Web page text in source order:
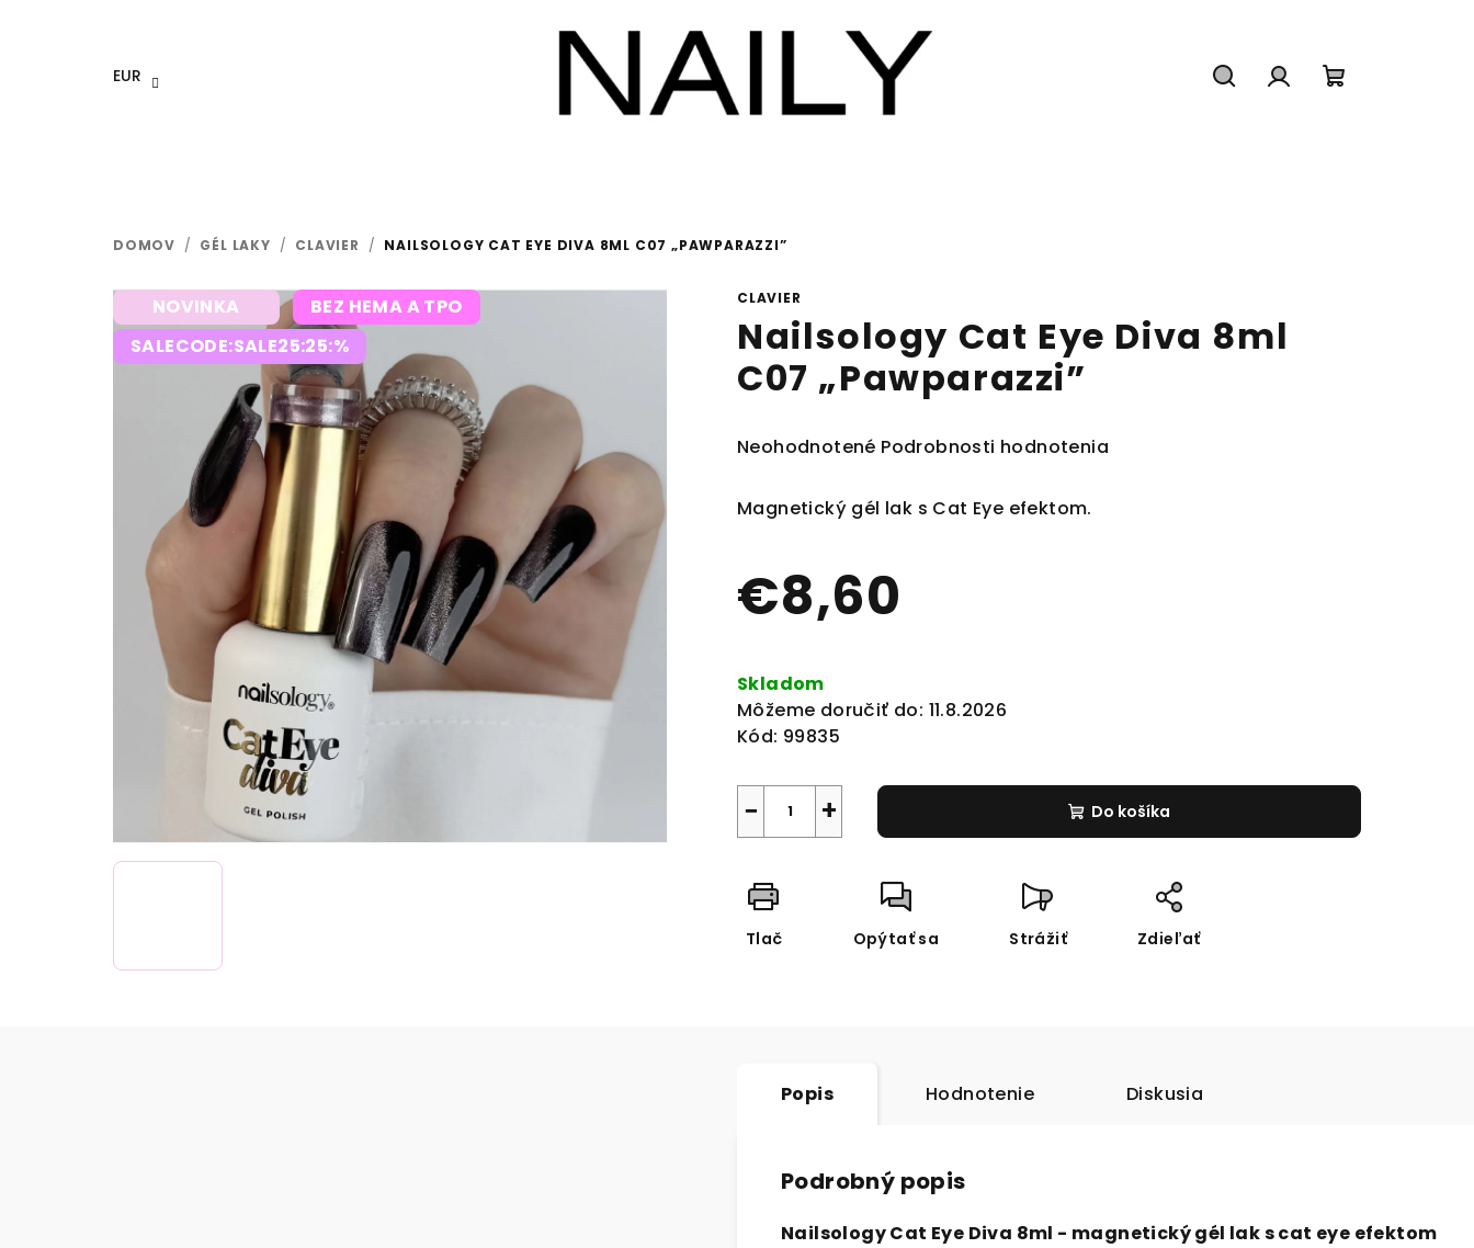
EUR
DOMOV / GÉL LAKY / CLAVIER / NAILSOLOGY CAT EYE DIVA 8ML C07 „PAWPARAZZI”
CLAVIER
Nailsology Cat Eye Diva 8ml
C07 „Pawparazzi”
Priemerné
produktu
z
5
Neohodnotené Podrobnosti hodnotenia
Magnetický gél lak s Cat Eye efektom.
€8,60
cena:
Skladom
Môžeme doručiť do: 11.8.2026
Kód: 99835
+
− Do košíka
Tlač Opýtať sa Strážiť Zdieľať
NOVINKA
BEZ HEMA A TPO
SALECODE:SALE25:25:%
Popis Hodnotenie Diskusia
Podrobný popis
Nailsology Cat Eye Diva 8ml - magnetický gél lak s cat eye efektom